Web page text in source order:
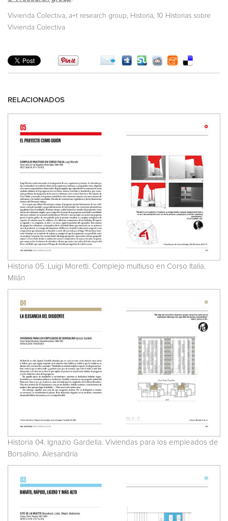
Vivienda Colectiva a+t research group Historia 10 Historias sobre
Vivienda Colectiva
RELACIONADOS
Historia 05. Luigi Moretti. Complejo multiuso en Corso Italia.
Milán
Historia 04. Ignazio Gardella. Viviendas para los empleados de
Borsalino. Alesandría